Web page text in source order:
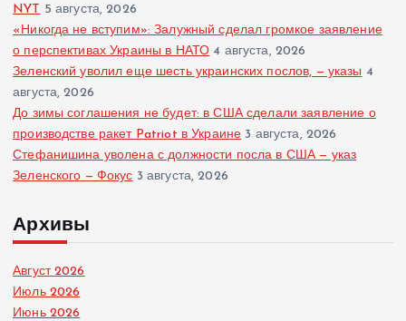
NYT 5 августа, 2026
«Никогда не вступим»: Залужный сделал громкое заявление
о перспективах Украины в НАТО 4 августа, 2026
Зеленский уволил еще шесть украинских послов, — указы 4
августа, 2026
До зимы соглашения не будет: в США сделали заявление о
производстве ракет Patriot в Украине 3 августа, 2026
Стефанишина уволена с должности посла в США — указ
Зеленского — Фокус 3 августа, 2026
Архивы
Август 2026
Июль 2026
Июнь 2026